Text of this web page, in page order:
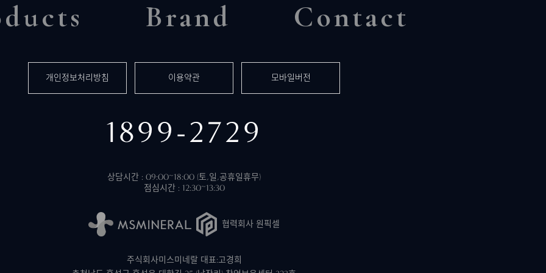
Brand Contact
개인정보처리방침 이용약관 모바일버전
1899-2729
상담시간 : 09:00~18:00 (토,일,공휴일휴무)
점심시간 : 12:30~13:30
협력회사 원픽셀
주식회사미스미네랄 대표:고경희